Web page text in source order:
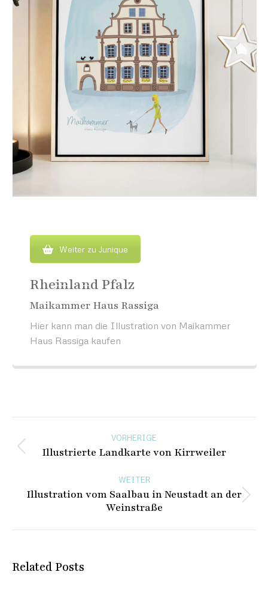
Weiter zu Junique
Rheinland Pfalz
Maikammer Haus Rassiga
Hier kann man die Illustration von Maikammer
Haus Rassiga kaufen
VORHERIGE
Vorheriger
Illustrierte Landkarte von Kirrweiler
WEITER
Nächster
Illustration vom Saalbau in Neustadt an der
Weinstraße
Related Posts